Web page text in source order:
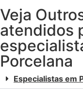
Veja
atendidos
Porcelana
Especialistas em